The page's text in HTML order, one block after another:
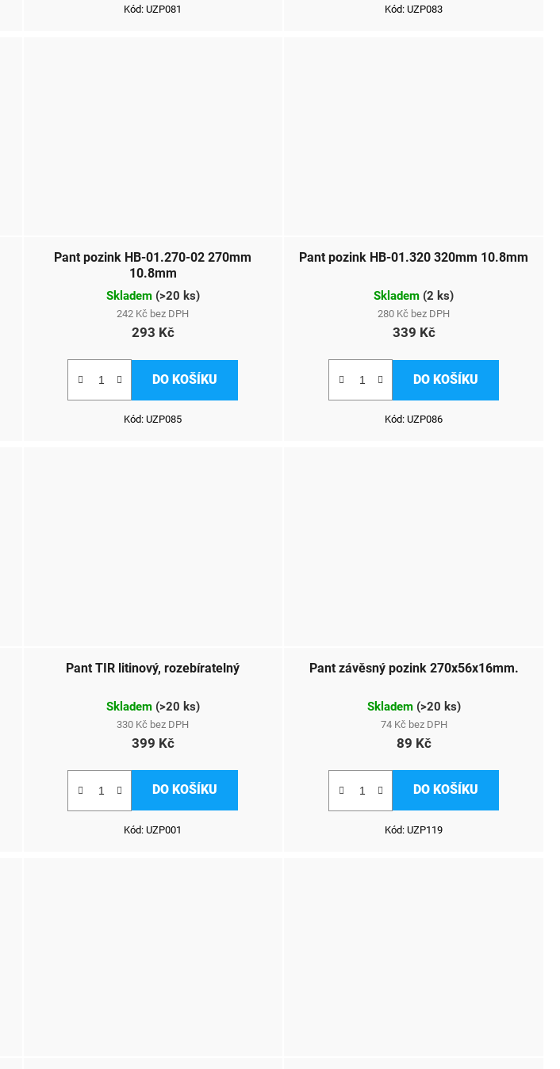
Kód:UZP081 Kód:UZP083
Pant pozink HB-01.270-02 270mm
10.8mm
Skladem (>20 ks)
242 Kč bez DPH
293 Kč
DO KOŠÍKU
Kód:UZP085
Pant pozink HB-01.320 320mm 10.8mm
Skladem (2 ks)
280 Kč bez DPH
339 Kč
DO KOŠÍKU
Kód:UZP086
Pant TIR litinový, rozebíratelný
Skladem (>20 ks)
330 Kč bez DPH
399 Kč
DO KOŠÍKU
Kód:UZP001
Pant závěsný pozink 270x56x16mm.
Skladem (>20 ks)
74 Kč bez DPH
89 Kč
DO KOŠÍKU
Kód:UZP119